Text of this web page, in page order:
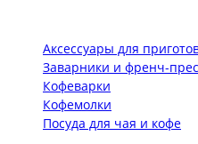
Аксессуары для
Заварники и френч-
Кофеварки
Кофемолки
Посуда для чая и кофе